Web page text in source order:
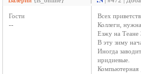
Гости
--
Всех
Коллеги,
Езжу на Теане
В эту зиму
Иногда
иридиевые.
Компьютерная